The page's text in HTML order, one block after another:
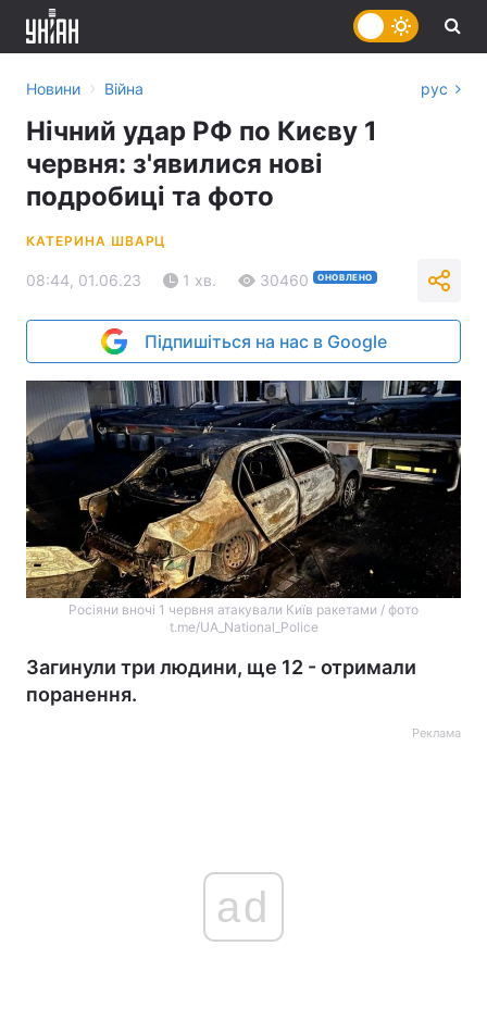
Новини › Війна рус
Нічний удар РФ по Києву 1
червня: з'явилися нові
подробиці та фото
КАТЕРИНА ШВАРЦ
08:44, 01.06.23 1 хв. 30460 ОНОВЛЕНО
Підпишіться на нас в Google
Росіяни вночі 1 червня атакували Київ ракетами / фото
t.me/UA_National_Police
Загинули три людини, ще 12 - отримали
поранення.
Реклама
ad